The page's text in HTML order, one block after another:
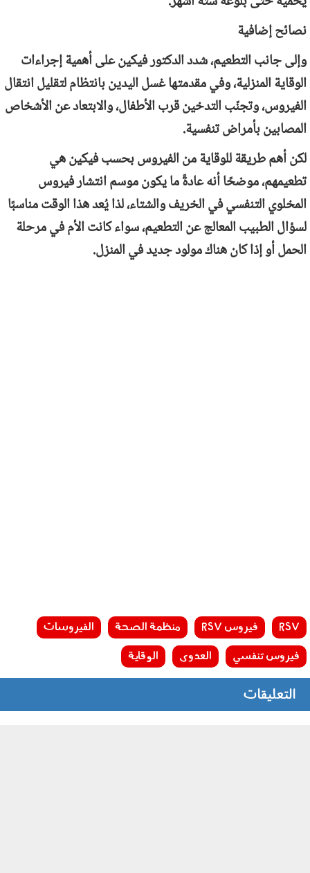
نصائح إضافية
وإلى جانب التطعيم، شدد الدكتور فيكين على أهمية إجراءات
الوقاية المنزلية، وفي مقدمتها غسل اليدين بانتظام لتقليل انتقال
الفيروس، وتجنّب التدخين قرب الأطفال، والابتعاد عن الأشخاص
المصابين بأمراض تنفسية.
لكن أهم طريقة للوقاية من الفيروس بحسب فيكين هي
تطعيمهم، موضحًا أنه عادةً ما يكون موسم انتشار فيروس
المخلوي التنفسي في الخريف والشتاء، لذا يُعد هذا الوقت مناسبًا
لسؤال الطبيب المعالج عن التطعيم، سواء كانت الأم في مرحلة
الحمل أو إذا كان هناك مولود جديد في المنزل.
RSV فيروس RSV منظمة الصحة
الفيروسات
فيروس تنفسي
العدوى الوقاية
التعليقات